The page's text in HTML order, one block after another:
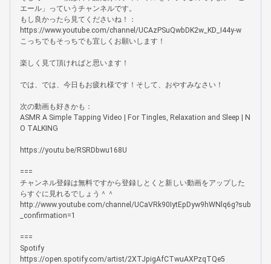
エール」っていうチャンネルです。
もし良かったら見てくださいね！：
https://www.youtube.com/channel/UCAzPSuQwbDK2w_KD_I44y-w
こっちでもそっちでも宜しくお願いします！
楽しく見て頂ければと思います！
では、では、今日もお疲れ様です！そして、おやすみなさい！
次の動画も好きかも：
ASMR A Simple Tapping Video | For Tingles, Relaxation and Sleep | N
O TALKING
https://youtu.be/RSRDbwu168U
===
チャンネル登録は無料ですから登録しとくと新しい動画をアップした
らすぐに見れるでしょう＾＾
http://www.youtube.com/channel/UCaVRk90IytEpDyw9hWNlq6g?sub
_confirmation=1
===
Spotify
https://open.spotify.com/artist/2XTJpigAfCTwuAXPzqTQe5